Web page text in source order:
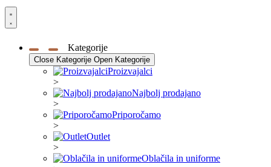
Kategorije
Close Kategorije Open Kategorije
Proizvajalci
>
Najbolj prodajano
>
Priporočamo
>
Outlet
>
Oblačila in uniforme